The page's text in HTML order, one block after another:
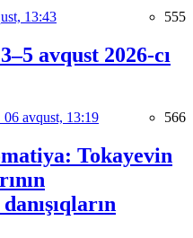
13:43 555
avqust 2026-cı
06 avqust, 13:19 566
Tokayevin